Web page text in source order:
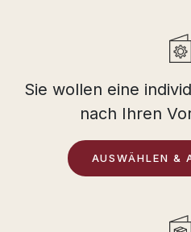
Sie wollen eine
nach Ihren
AUSWÄHLEN &